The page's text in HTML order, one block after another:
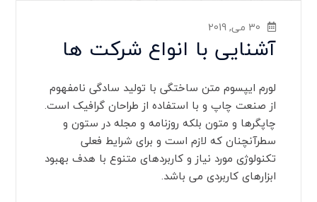
30 می, 2019
آشنایی با انواع شرکت ها
لورم ایپسوم متن ساختگی با تولید سادگی نامفهوم
از صنعت چاپ و با استفاده از طراحان گرافیک است.
چاپگرها و متون بلکه روزنامه و مجله در ستون و
سطرآنچنان که لازم است و برای شرایط فعلی
تکنولوژی مورد نیاز و کاربردهای متنوع با هدف بهبود
ابزارهای کاربردی می باشد.